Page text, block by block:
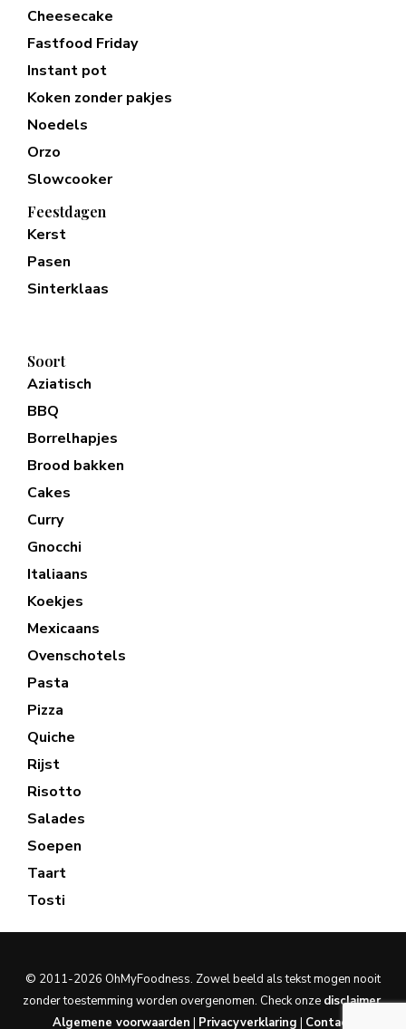
Cheesecake
Fastfood Friday
Instant pot
Koken zonder pakjes
Noedels
Orzo
Slowcooker
Feestdagen
Kerst
Pasen
Sinterklaas
Soort
Aziatisch
BBQ
Borrelhapjes
Brood bakken
Cakes
Curry
Gnocchi
Italiaans
Koekjes
Mexicaans
Ovenschotels
Pasta
Pizza
Quiche
Rijst
Risotto
Salades
Soepen
Taart
Tosti
© 2011-2026 OhMyFoodness. Zowel beeld als tekst mogen nooit
zonder toestemming worden overgenomen. Check onze disclaimer.
Algemene voorwaarden | Privacyverklaring | Contact